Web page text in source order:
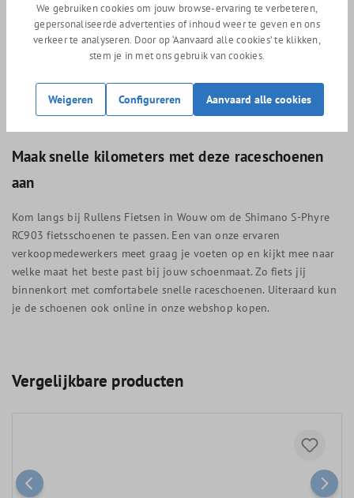
de klikpedalen en de plaatjes zorgt ervoor dat jij nog efficiënter
je kracht overbrengt. Je kunt kiezen uit gele, blauwe en rode
schoenplaatjes, waarbij de eerstgenoemde 6 graden speling
hebben, de tweede 2 graden en de laatstgenoemde 0 graden
speling. Als je begint met klikpedalen, zijn de gele
schoenplaatjes aan de raden. Hoe meer ervaring je hebt, hoe
minder speling je nodig hebt.
Maak snelle kilometers met deze raceschoenen
aan
Kom langs bij Rullens Fietsen in Wouw om de Shimano S-Phyre
RC903 fietsschoenen te passen. Een van onze ervaren
verkoopmedewerkers meet graag je voeten op en kijkt mee naar
welke maat het beste past bij jouw schoenmaat. Zo fiets jij
binnenkort met comfortabele snelle raceschoenen. Uiteraard kun
je de schoenen ook online in onze webshop kopen.
Vergelijkbare producten
We gebruiken cookies om jouw browse-ervaring te verbeteren,
gepersonaliseerde advertenties of inhoud weer te geven en ons
verkeer te analyseren. Door op ‘Aanvaard alle cookies’ te klikken,
stem je in met ons gebruik van cookies.
Weigeren Configureren Aanvaard alle cookies